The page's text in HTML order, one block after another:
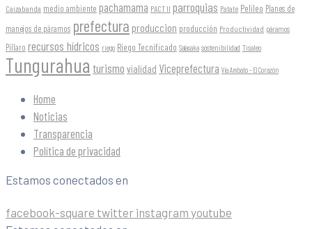
Caizabanda medio ambiente pachamama PACT II parroquias Patate Pelileo Planes de
manejos de páramos prefectura produccion producción Productividad páramos
Píllaro recursos hídricos riego Riego Tecnificado Salasaka sostenibilidad Tisaleo
Tungurahua turismo vialidad Viceprefectura Vía Ambato - El Corazón
Home
Noticias
Transparencia
Política de privacidad
Estamos conectados en
facebook-square twitter instagram youtube